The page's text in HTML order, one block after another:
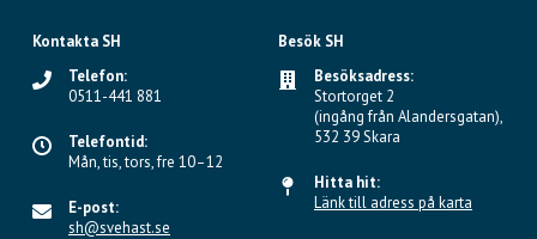
Kontakta SH
Telefon:
0511-441 881
Telefontid:
Mån, tis, tors, fre 10–12
E-post:
sh@svehast.se
Besök SH
Besöksadress:
Stortorget 2
(ingång från Alandersgatan),
532 39 Skara
Hitta hit:
Länk till adress på karta